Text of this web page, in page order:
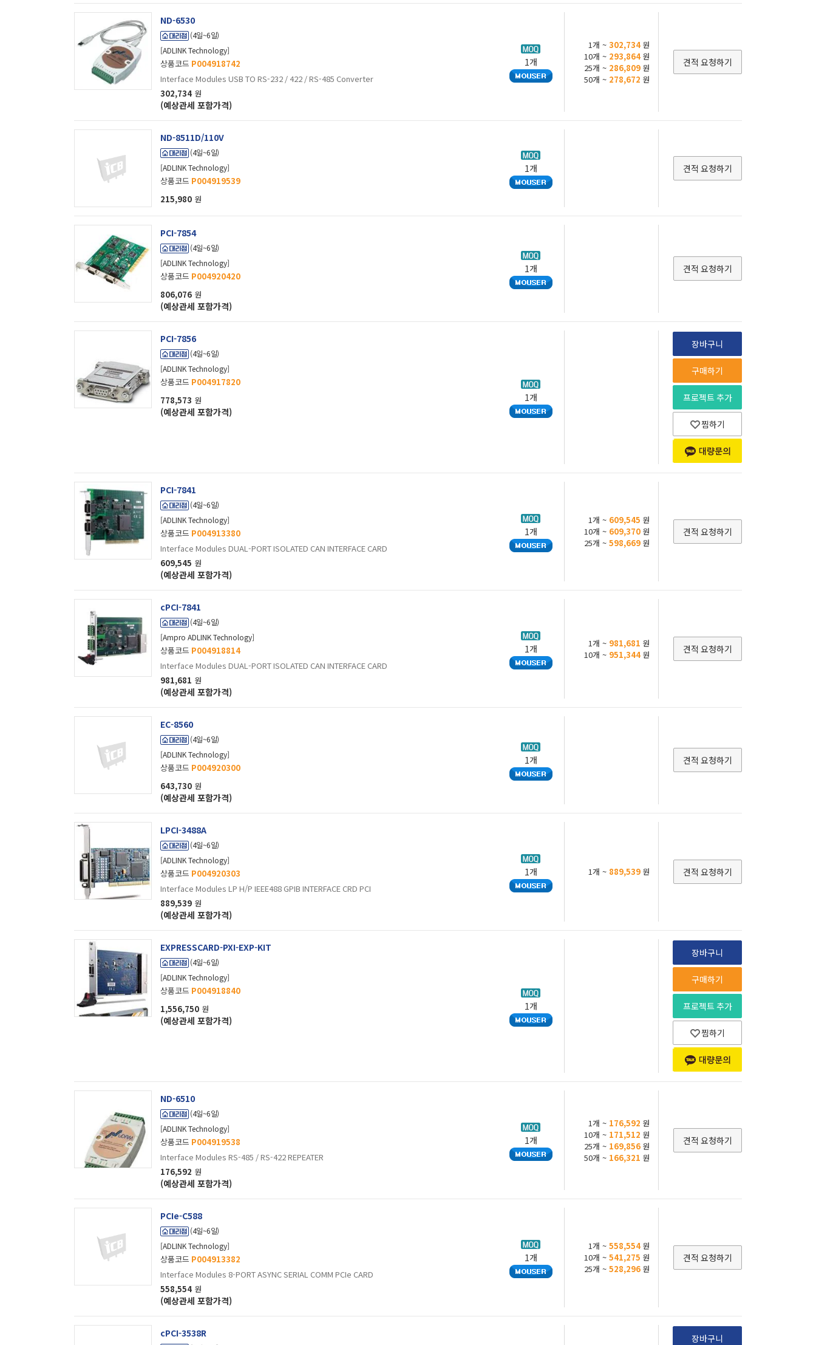
ND-6530
(4일~6일)
[ADLINK Technology]
상품코드 P004918742
Interface Modules USB TO RS-232 / 422 / RS-485 Converter
302,734원
(예상관세 포함가격)
1개
1개 ~ 302,734 원
10개 ~ 293,864 원
25개 ~ 286,809 원
50개 ~ 278,672 원
견적 요청하기
ND-8511D/110V
(4일~6일)
[ADLINK Technology]
상품코드 P004919539
215,980 원
1개 견적 요청하기
PCI-7854
(4일~6일)
[ADLINK Technology]
상품코드 P004920420
806,076 원
(예상관세 포함가격)
1개 견적 요청하기
PCI-7856
(4일~6일)
[ADLINK Technology]
상품코드 P004917820
778,573 원
(예상관세 포함가격)
1개
장바구니
구매하기
프로젝트 추가
찜하기
PCI-7841
(4일~6일)
[ADLINK Technology]
상품코드 P004913380
Interface Modules DUAL-PORT ISOLATED CAN INTERFACE CARD
609,545 원
(예상관세 포함가격)
1개
1개 ~ 609,545 원
10개 ~ 609,370 원
25개 ~ 598,669 원
견적 요청하기
cPCI-7841
(4일~6일)
[Ampro ADLINK Technology]
상품코드 P004918814
Interface Modules DUAL-PORT ISOLATED CAN INTERFACE CARD
981,681 원
(예상관세 포함가격)
1개 1개 ~ 981,681 원
10개 ~ 951,344 원 견적 요청하기
EC-8560
(4일~6일)
[ADLINK Technology]
상품코드 P004920300
643,730 원
(예상관세 포함가격)
1개 견적 요청하기
LPCI-3488A
(4일~6일)
[ADLINK Technology]
상품코드 P004920303
Interface Modules LP H/P IEEE488 GPIB INTERFACE CRD PCI
889,539 원
(예상관세 포함가격)
1개 1개 ~ 889,539 원 견적 요청하기
EXPRESSCARD-PXI-EXP-KIT
(4일~6일)
[ADLINK Technology]
상품코드 P004918840
1,556,750 원
(예상관세 포함가격)
1개
장바구니
구매하기
프로젝트 추가
찜하기
ND-6510
(4일~6일)
[ADLINK Technology]
상품코드 P004919538
Interface Modules RS-485 / RS-422 REPEATER
176,592 원
(예상관세 포함가격)
1개
1개 ~ 176,592 원
10개 ~ 171,512 원
25개 ~ 169,856 원
50개 ~ 166,321 원
견적 요청하기
PCIe-C588
(4일~6일)
[ADLINK Technology]
상품코드 P004913382
Interface Modules 8-PORT ASYNC SERIAL COMM PCIe CARD
558,554원
(예상관세 포함가격)
1개
1개 ~ 558,554 원
10개 ~ 541,275 원
25개 ~ 528,296 원
견적 요청하기
cPCI-3538R 장바구니